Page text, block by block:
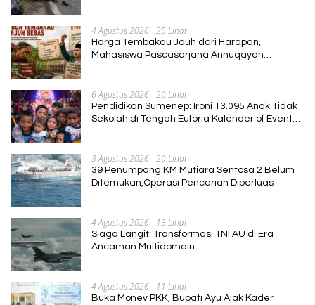
4 Agustus 2026 25 Lihat
Harga Tembakau Jauh dari Harapan,
Mahasiswa Pascasarjana Annuqayah
6 Agustus 2026 20 Lihat
Pendidikan Sumenep: Ironi 13.095 Anak Tidak
Sekolah di Tengah Euforia Kalender of Event
3 Agustus 2026 20 Lihat
39 Penumpang KM Mutiara Sentosa 2 Belum
Ditemukan,Operasi Pencarian Diperluas
4 Agustus 2026 13 Lihat
Siaga Langit: Transformasi TNI AU di Era
Ancaman Multidomain
4 Agustus 2026 11 Lihat
Buka Monev PKK, Bupati Ayu Ajak Kader